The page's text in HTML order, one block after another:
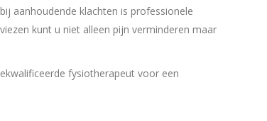
aanhoudende klachten is professionele
kunt u niet alleen pijn verminderen maar
fysiotherapeut voor een